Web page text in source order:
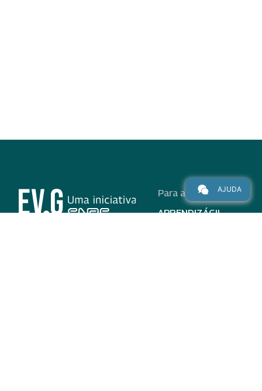
Para alunos
APRENDIZÁGIL
AJUDA